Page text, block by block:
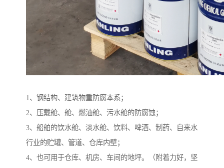
1、钢结构、建筑物重防腐本系；
2、压戴舱、舱、燃油舱、污水舱的防腐蚀；
3、船舶的饮水舱、淡水舱、饮料、啤酒、制药、自来水
行业的贮罐、管道、仓库内壁；
4、也可用于仓库、机房、车间的地坪。（附着力好，坚